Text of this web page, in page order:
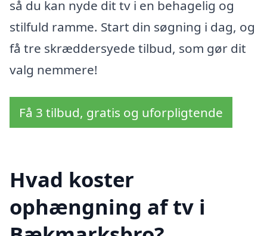
så du kan nyde dit tv i en behagelig og
stilfuld ramme. Start din søgning i dag, og
få tre skræddersyede tilbud, som gør dit
valg nemmere!
Få 3 tilbud, gratis og uforpligtende
Hvad koster
ophængning af tv i